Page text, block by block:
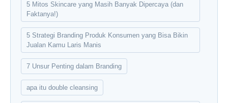
5 Mitos Skincare yang Masih Banyak Dipercaya (dan
Faktanya!)
5 Strategi Branding Produk Konsumen yang Bisa Bikin
Jualan Kamu Laris Manis
7 Unsur Penting dalam Branding
apa itu double cleansing